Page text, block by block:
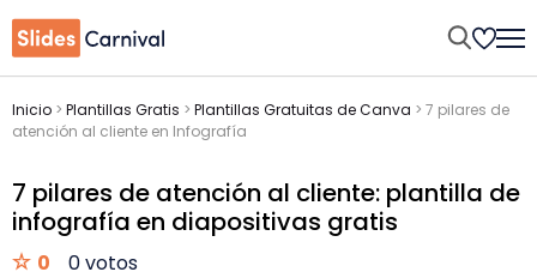
Inicio > Plantillas Gratis > Plantillas Gratuitas de Canva > 7 pilares de
atención al cliente en Infografía
7 pilares de atención al cliente: plantilla de
infografía en diapositivas gratis
0 0 votos